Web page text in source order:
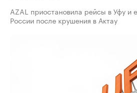
AZAL приостановила рейсы в Уфу и
России после крушения в Актау